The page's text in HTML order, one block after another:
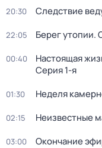
20:30 Следствие
22:05 Берег утопии.
00:40 Настоящая
Серия 1-я
01:30 Неделя
02:15 Неизвестные
03:00 Окончание